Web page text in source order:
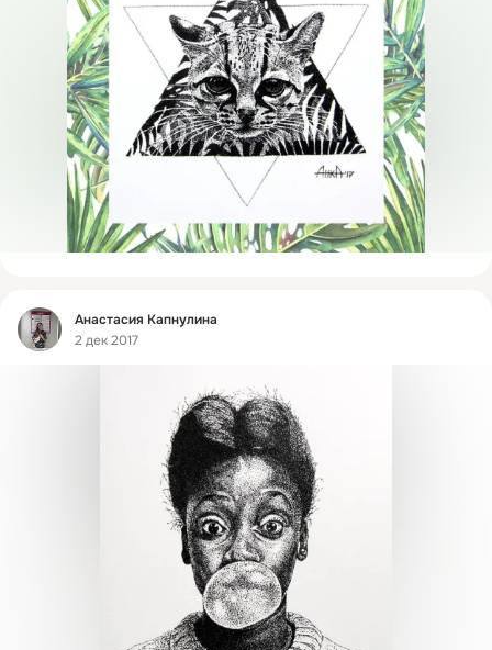
Фид
Анастасия Капнулина
2 дек 2017